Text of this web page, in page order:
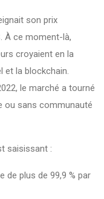
son prix
. À ce moment-là,
croyaient en la
et la blockchain.
le marché a tourné
ou sans communauté
saisissant :
de plus de 99,9 % par